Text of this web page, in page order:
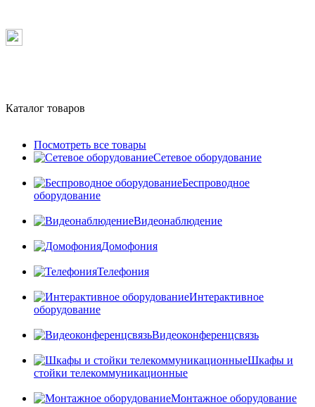
Каталог товаров
Посмотреть все товары
Сетевое оборудование
Беспроводное
оборудование
Видеонаблюдение
Домофония
Телефония
Интерактивное
оборудование
Видеоконференцсвязь
Шкафы и
стойки телекоммуникационные
Монтажное оборудование